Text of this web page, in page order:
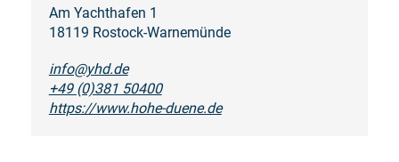
Am Yachthafen 1
18119 Rostock-Warnemünde
info@yhd.de
+49 (0)381 50400
https://www.hohe-duene.de